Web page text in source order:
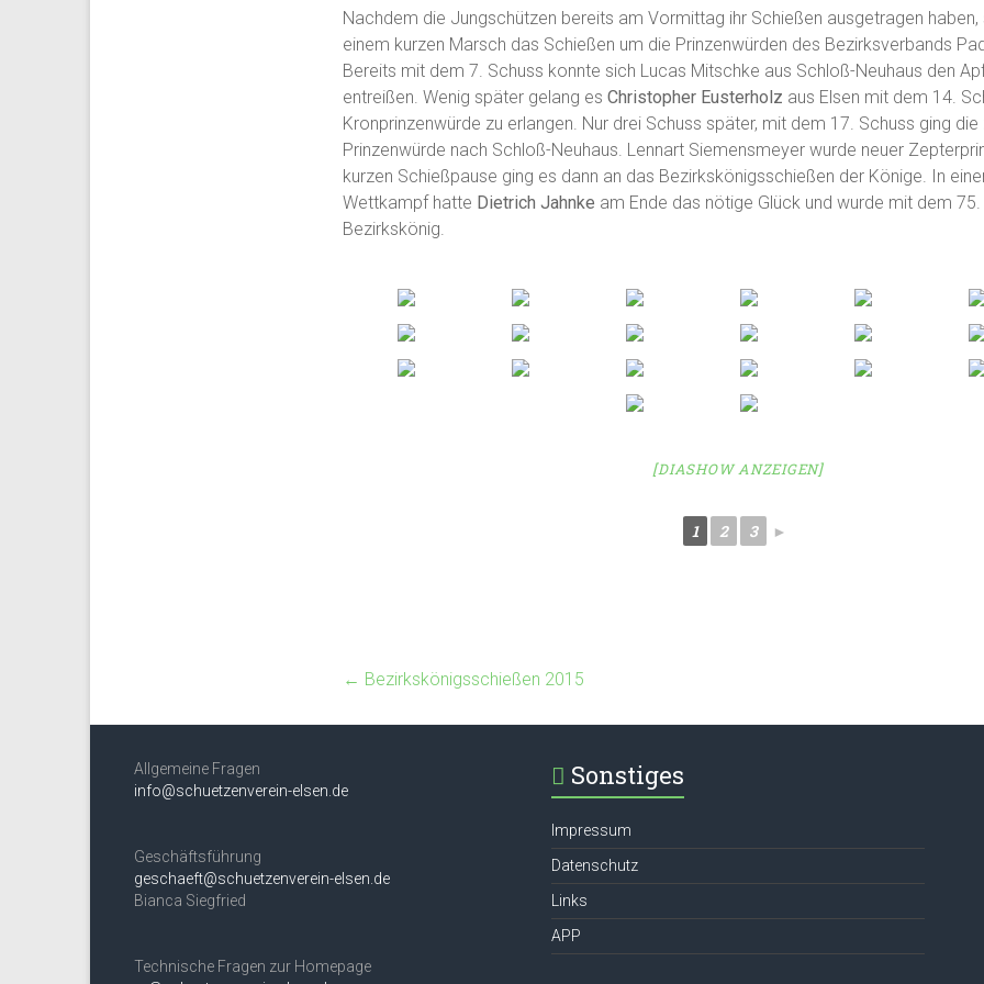
Nachdem die Jungschützen bereits am Vormittag ihr Schießen ausgetragen haben,
einem kurzen Marsch das Schießen um die Prinzenwürden des Bezirksverbands
Bereits mit dem 7. Schuss konnte sich Lucas Mitschke aus Schloß-Neuhaus den
entreißen. Wenig später gelang es Christopher Eusterholz aus Elsen mit dem 14.
Kronprinzenwürde zu erlangen. Nur drei Schuss später, mit dem 17. Schuss ging die
Prinzenwürde nach Schloß-Neuhaus. Lennart Siemensmeyer wurde neuer
kurzen Schießpause ging es dann an das Bezirkskönigsschießen der Könige. In
Wettkampf hatte Dietrich Jahnke am Ende das nötige Glück und wurde mit dem
Bezirkskönig.
[DIASHOW ANZEIGEN]
1 2 3 ►
← Bezirkskönigsschießen 2015
Allgemeine Fragen
info@schuetzenverein-elsen.de
Geschäftsführung
geschaeft@schuetzenverein-elsen.de
Bianca Siegfried
Technische Fragen zur Homepage
Sonstiges
Impressum
Datenschutz
Links
APP